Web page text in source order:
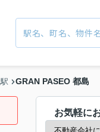
GRAN PASEO 都島
お気軽に